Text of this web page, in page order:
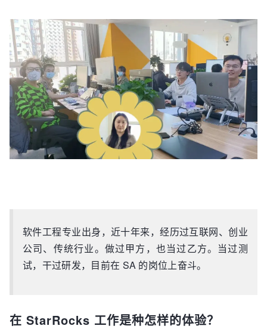
软件工程专业出身，近十年来，经历过互联网、创业
公司、传统行业。做过甲方，也当过乙方。当过测
试，干过研发，目前在 SA 的岗位上奋斗。
在 StarRocks 工作是种怎样的体验？